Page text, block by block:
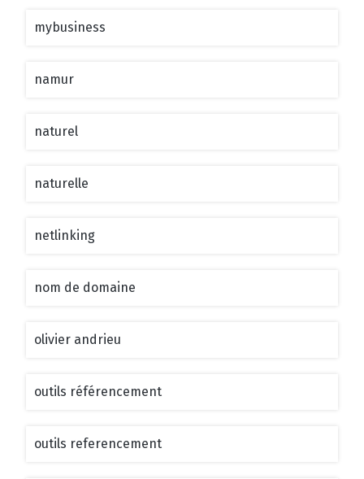
mybusiness
namur
naturel
naturelle
netlinking
nom de domaine
olivier andrieu
outils référencement
outils referencement